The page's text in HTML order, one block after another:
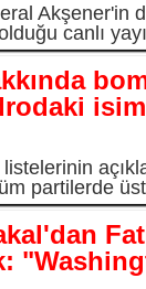
Akşener'in
canlı
partilerde